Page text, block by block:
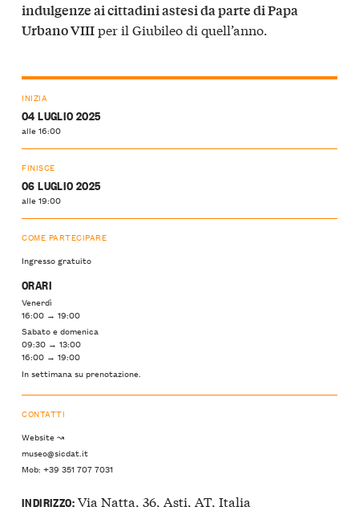
indulgenze ai cittadini astesi da parte di Papa
Urbano VIIIper il Giubileo di quell’anno.
INIZIA
04 LUGLIO 2025
alle 16:00
FINISCE
06 LUGLIO 2025
alle 19:00
COME PARTECIPARE
Ingresso gratuito
ORARI
Venerdì
16:00 → 19:00
Sabato e domenica
09:30 → 13:00
16:00 → 19:00
In settimana su prenotazione.
CONTATTI
Website ↝
museo@sicdat.it
Mob: +39 351 707 7031
INDIRIZZO:Via Natta, 36, Asti, AT, Italia